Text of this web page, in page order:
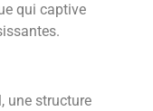
qui captive
une structure